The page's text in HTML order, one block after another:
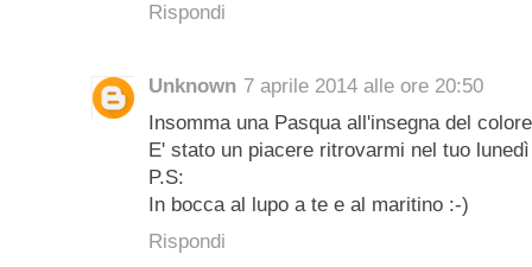
Rispondi
Unknown 7 aprile 2014 alle ore 20:50
Insomma una Pasqua all'insegna del
E' stato un piacere ritrovarmi nel tuo
P.S:
In bocca al lupo a te e al maritino :-)
Rispondi